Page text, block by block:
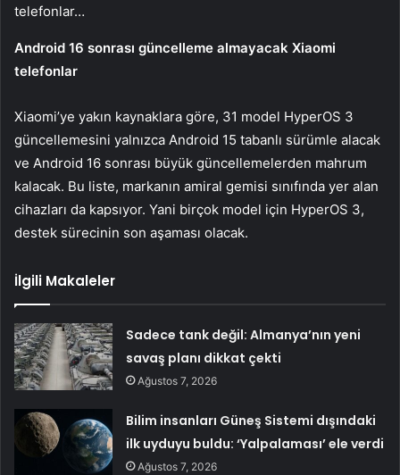
telefonlar…
Android 16 sonrası güncelleme almayacak Xiaomi
telefonlar
Xiaomi’ye yakın kaynaklara göre, 31 model HyperOS 3
güncellemesini yalnızca Android 15 tabanlı sürümle alacak
ve Android 16 sonrası büyük güncellemelerden mahrum
kalacak. Bu liste, markanın amiral gemisi sınıfında yer alan
cihazları da kapsıyor. Yani birçok model için HyperOS 3,
destek sürecinin son aşaması olacak.
İlgili Makaleler
Sadece tank değil: Almanya’nın yeni
savaş planı dikkat çekti
Ağustos 7, 2026
Bilim insanları Güneş Sistemi dışındaki
ilk uyduyu buldu: ‘Yalpalaması’ ele verdi
Ağustos 7, 2026